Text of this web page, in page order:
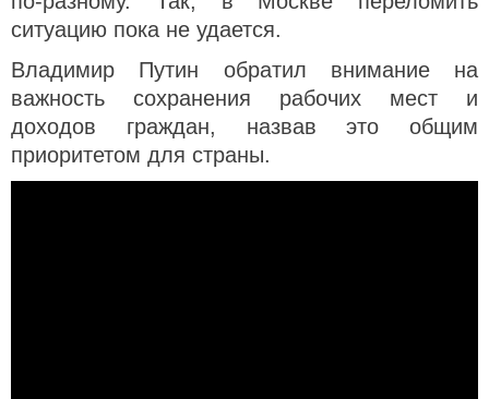
ситуацию пока не удается.
Владимир Путин обратил внимание на
важность сохранения рабочих мест и
доходов граждан, назвав это общим
приоритетом для страны.